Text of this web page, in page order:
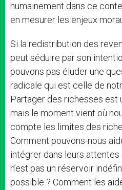
humainement dans ce
en mesurer les enjeux
Si la redistribution des
peut séduire par son
pouvons pas éluder une
radicale qui est celle de
Partager des richesses est
mais le moment vient où
compte les limites des
Comment pouvons-nous
intégrer dans leurs
n’est pas un réservoir
possible ? Comment les